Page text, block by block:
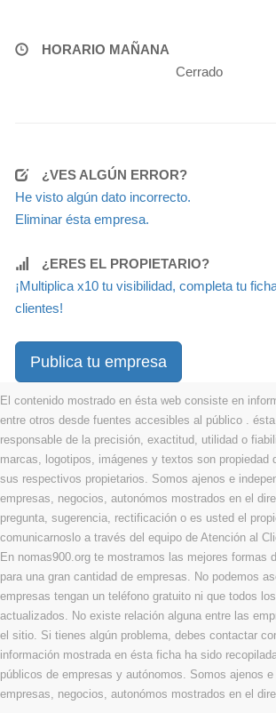
HORARIO MAÑANA
Cerrado
¿VES ALGÚN ERROR?
He visto algún dato incorrecto.
Eliminar ésta empresa.
¿ERES EL PROPIETARIO?
¡Multiplica x10 tu visibilidad, completa tu
clientes!
Publica tu empresa
El contenido mostrado en ésta web consiste en
entre otros desde fuentes accesibles al público .
responsable de la precisión, exactitud, utilidad o
marcas, logotipos, imágenes y textos son propiedad
sus respectivos propietarios. Somos ajenos e
empresas, negocios, autonómos mostrados en el
pregunta, sugerencia, rectificación o es usted el
comunicarnoslo a través del equipo de Atención al
En nomas900.org te mostramos las mejores formas
para una gran cantidad de empresas. No podemos
empresas tengan un teléfono gratuito ni que todos
actualizados. No existe relación alguna entre las
el sitio. Si tienes algún problema, debes contactar
información mostrada en ésta ficha ha sido
públicos de empresas y autónomos. Somos ajenos
empresas, negocios, autonómos mostrados en el